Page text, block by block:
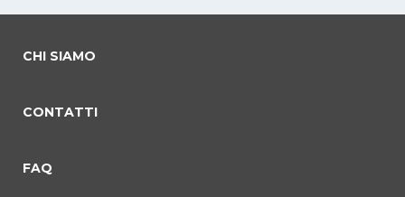
CHI SIAMO
CONTATTI
FAQ